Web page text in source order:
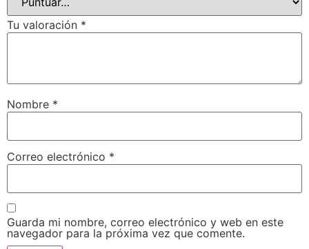
Tu valoración *
Nombre *
Correo electrónico *
Guarda mi nombre, correo electrónico y web en este
navegador para la próxima vez que comente.